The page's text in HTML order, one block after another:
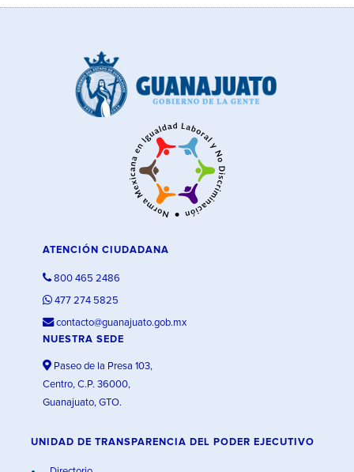
ATENCIÓN CIUDADANA
800 465 2486
477 274 5825
contacto@guanajuato.gob.mx
NUESTRA SEDE
Paseo de la Presa 103,
Centro, C.P. 36000,
Guanajuato, GTO.
UNIDAD DE TRANSPARENCIA DEL PODER EJECUTIVO